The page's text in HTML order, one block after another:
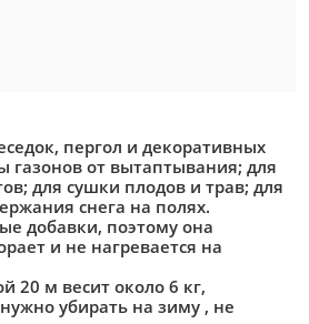
пергол и декоративных
от вытаптывания; для
для сушки плодов и трав; для
снега на полях.
добавки, поэтому она
и не нагревается на
20 м весит около 6 кг,
убирать на зиму , не